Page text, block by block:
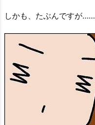
しかも、たぶんですが……